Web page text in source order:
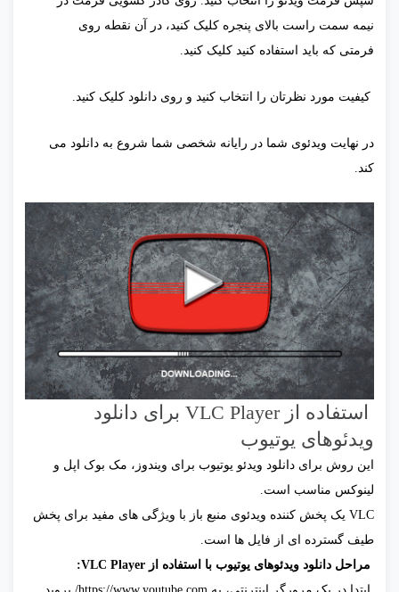
نیمه سمت راست بالای پنجره کلیک کنید، در آن نقطه روی
فرمتی که باید استفاده کنید کلیک کنید.
کیفیت مورد نظرتان را انتخاب کنید و روی دانلود کلیک کنید.
در نهایت ویدئوی شما در رایانه شخصی شما شروع به دانلود می
کند.
استفاده از VLC Player برای دانلود
ویدئوهای یوتیوب
این روش برای دانلود ویدئو یوتیوب برای ویندوز، مک بوک اپل و
لینوکس مناسب است.
VLC یک پخش کننده ویدئوی منبع باز با ویژگی های مفید برای پخش
طیف گسترده ای از فایل ها است.
مراحل دانلود ويدئوهای یوتیوب با استفاده از VLC Player: